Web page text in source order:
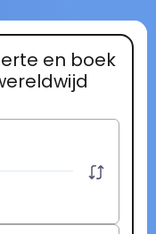
en boek